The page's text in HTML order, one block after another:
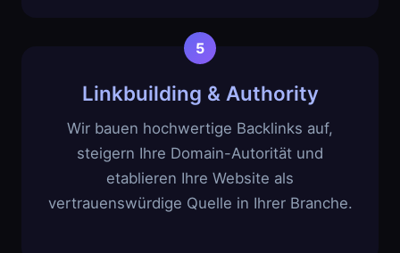
Linkbuilding & Authority
Wir bauen hochwertige Backlinks auf,
steigern Ihre Domain-Autorität und
etablieren Ihre Website als
vertrauenswürdige Quelle in Ihrer Branche.